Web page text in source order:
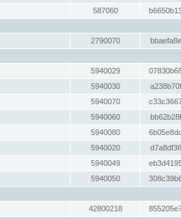
587060
2790070
5940029
5940030
5940070
5940060
5940080
5940020
5940049
5940050
42800218